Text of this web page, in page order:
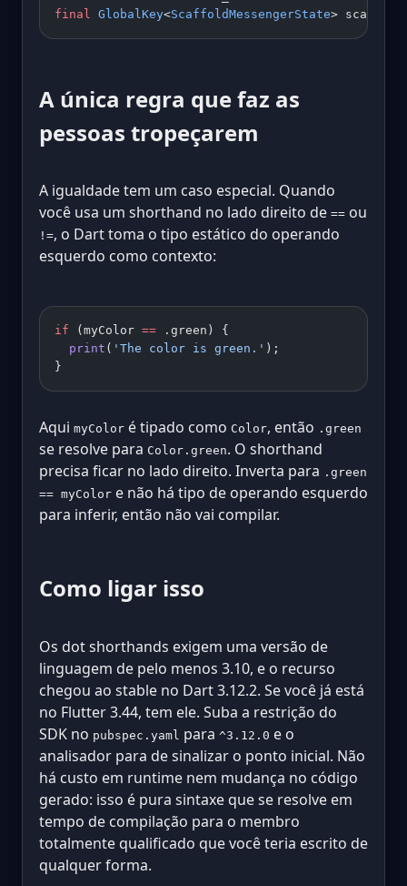
final
GlobalKey<ScaffoldMessengerState>
A única regra que faz as
pessoas tropeçarem
A igualdade tem um caso especial. Quando
você usa um shorthand no lado direito de == ou
!=, o Dart toma o tipo estático do operando
esquerdo como contexto:
if (myColor == .green) {
  print
( 'The color is green.' );
}
Aqui myColor é tipado como Color, então .green
se resolve para Color.green. O shorthand
precisa ficar no lado direito. Inverta para .green
== myColor e não há tipo de operando esquerdo
para inferir, então não vai compilar.
Como ligar isso
Os dot shorthands exigem uma versão de
linguagem de pelo menos 3.10, e o recurso
chegou ao stable no Dart 3.12.2. Se você já está
no Flutter 3.44, tem ele. Suba a restrição do
SDK no pubspec.yaml para ^3.12.0 e o
analisador para de sinalizar o ponto inicial. Não
há custo em runtime nem mudança no código
gerado: isso é pura sintaxe que se resolve em
tempo de compilação para o membro
totalmente qualificado que você teria escrito de
qualquer forma.